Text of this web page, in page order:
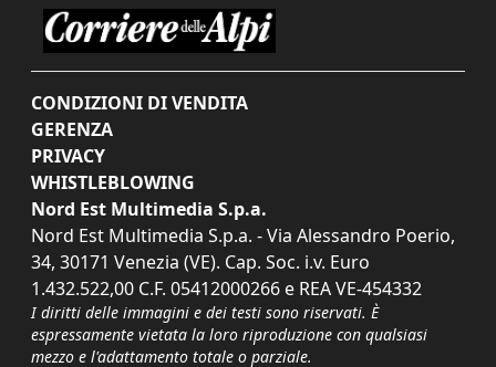
CONDIZIONI DI VENDITA
GERENZA
PRIVACY
WHISTLEBLOWING
Nord Est Multimedia S.p.a.
Nord Est Multimedia S.p.a. - Via Alessandro Poerio,
34, 30171 Venezia (VE). Cap. Soc. i.v. Euro
1.432.522,00 C.F. 05412000266 e REA VE-454332
I diritti delle immagini e dei testi sono riservati. È
espressamente vietata la loro riproduzione con qualsiasi
mezzo e l'adattamento totale o parziale.